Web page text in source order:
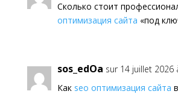
Сколько стоит
оптимизация сайта «под
sos_edOa sur 14 juillet 2026
Как seo оптимизация сайта